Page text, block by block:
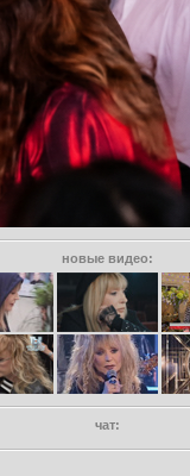
новые видео:
чат: